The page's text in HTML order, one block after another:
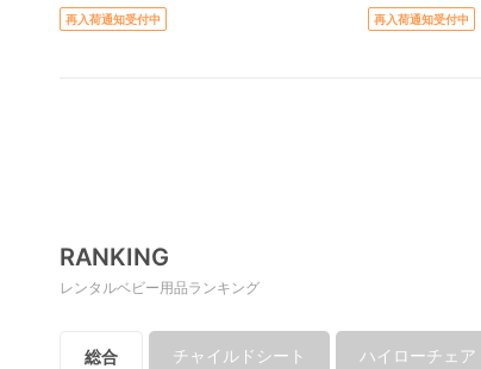
再入荷通知受付中 再入荷通知受付中
RANKING
レンタルベビー用品ランキング
総合 チャイルドシート ハイローチェア